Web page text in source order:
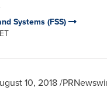
Systems (FSS)
10, 2018/